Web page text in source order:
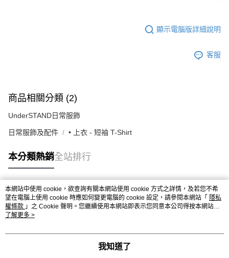
顯示電腦版詳細說明
客服
商品相關分類 (2)
UnderSTAND日常服飾
日常服飾及配件 • 上衣 - 短袖 T-Shirt
本分類熱銷全站排行
熱門標籤
本網站中使用 cookie，欲查詢有關本網站使用 cookie 方式之詳情，及若您不希
望在電腦上使用 cookie 時應如何變更電腦的 cookie 設定，請參閱本網站「 隱私
權條款 」之 Cookie 聲明。您繼續使用本網站即表示您同意本公司得按本網站使
用條款之 Cookie 聲明使用 cookie。
了解更多 >
我知道了